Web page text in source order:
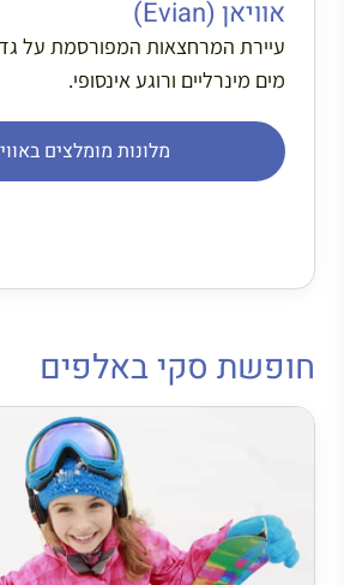
אוויאן (Evian)
עיירת המרחצאות המפורסמת על
מים מינרליים ורוגע אינסופי.
מלונות מומלצים
חופשת סקי באלפים